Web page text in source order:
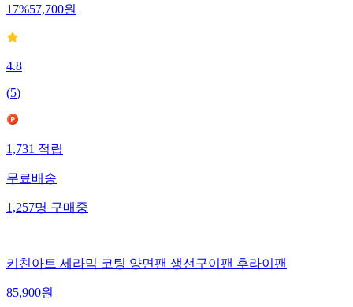
17%57,700원
4.8
(5)
1,731 적립
무료배송
1,257명 구매중
키친아트 세라믹 코팅 양면팬 생선구이팬 후라이팬
85,900원